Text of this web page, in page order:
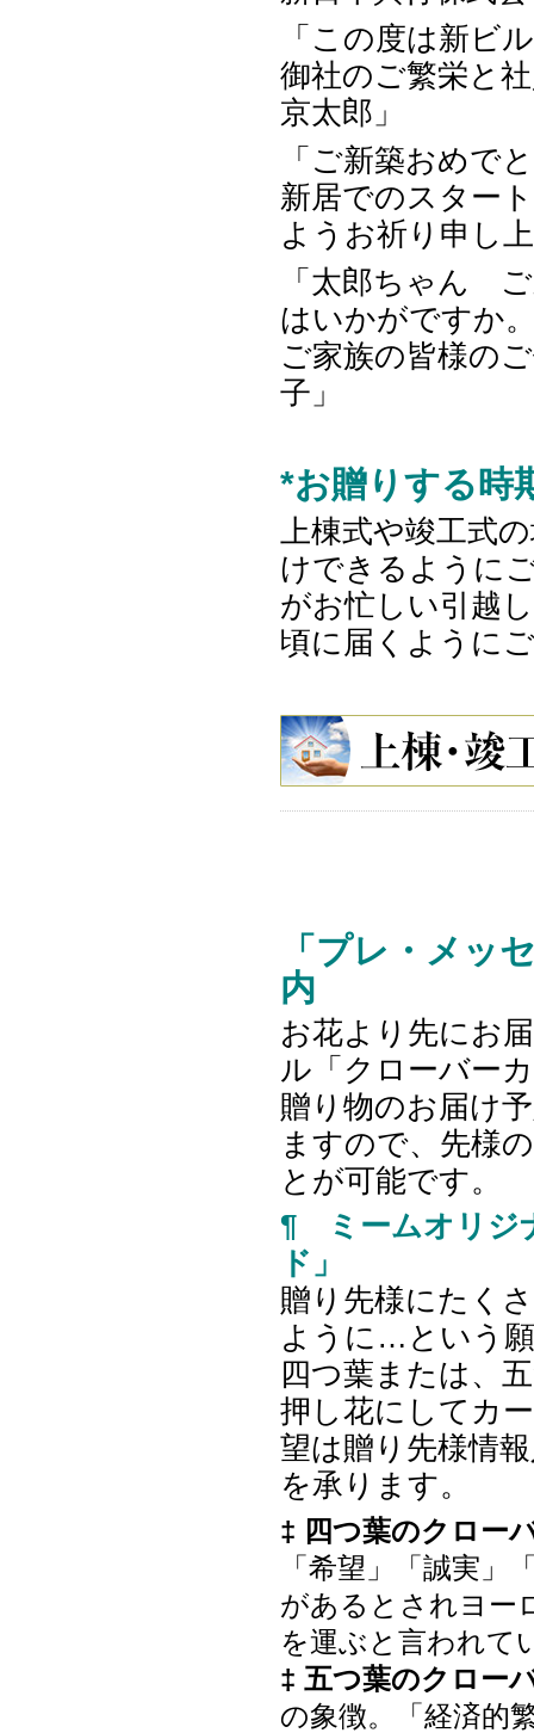
「この度は新ビ
御社のご繁栄と
京太郎」
「ご新築おめで
新居でのスター
ようお祈り申し
「太郎ちゃん
はいかがですか
ご家族の皆様の
子」
*お贈りする時
上棟式や竣工式
けできるように
がお忙しい引越
頃に届くように
「プレ・メッ
内
お花より先にお
ル「クローバー
贈り物のお届け
ますので、先様
とが可能です。
¶ ミームオリジ
ド」
贈り先様にたく
ように…という
四つ葉または、
押し花にしてカ
望は贈り先様情
を承ります。
‡ 四つ葉のクロー
「希望」「誠実」
があるとされヨー
を運ぶと言われて
‡ 五つ葉のクロー
の象徴。「経済的